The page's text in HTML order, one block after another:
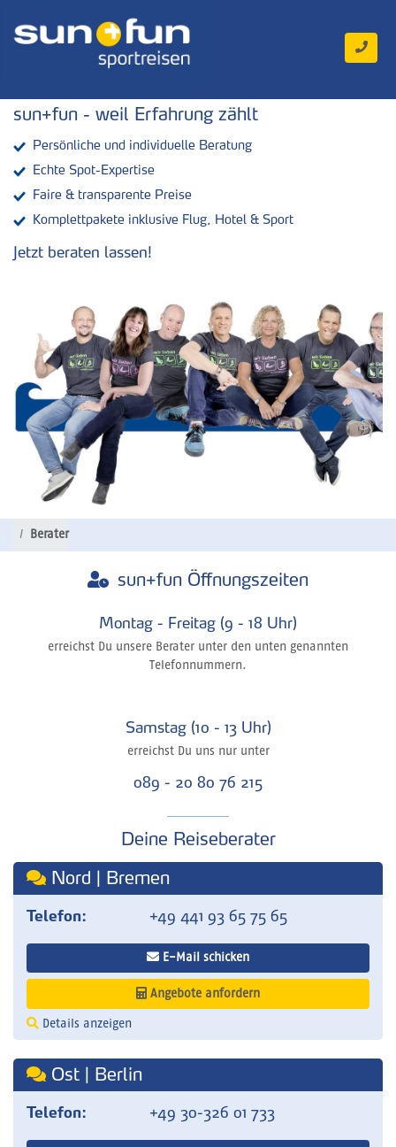
sun+fun - weil Erfahrung zählt
Persönliche und individuelle Beratung
Echte Spot-Expertise
Faire & transparente Preise
Komplettpakete inklusive Flug, Hotel & Sport
Jetzt beraten lassen!
Berater
sun+fun Öffnungszeiten
Montag - Freitag (9 - 18 Uhr)
erreichst Du unsere Berater unter den unten genannten
Telefonnummern.
Samstag (10 - 13 Uhr)
erreichst Du uns nur unter
089 - 20 80 76 215
Deine Reiseberater
Nord | Bremen
Telefon: +49 441 93 65 75 65
E-Mail schicken
Angebote anfordern
Details anzeigen
Ost | Berlin
Telefon: +49 30-326 01 733